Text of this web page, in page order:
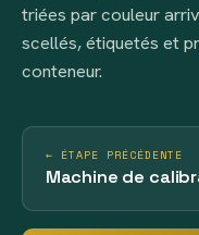
triées par couleur
scellés, étiquetés et
conteneur.
← ÉTAPE PRÉCÉDENTE
Machine de